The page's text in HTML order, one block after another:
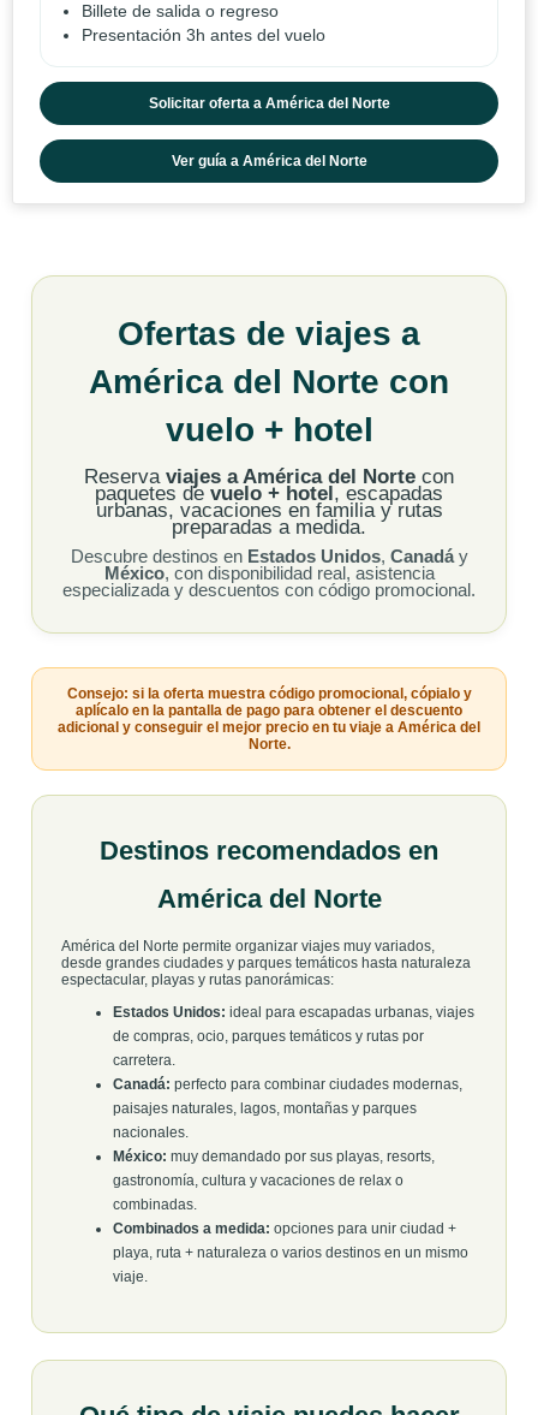
Billete de salida o regreso
Presentación 3h antes del vuelo
Solicitar oferta a América del Norte
Ver guía a América del Norte
Ofertas de viajes a
América del Norte con
vuelo + hotel
Reserva viajes a América del Norte con
paquetes de vuelo + hotel, escapadas
urbanas, vacaciones en familia y rutas
preparadas a medida.
Descubre destinos en Estados Unidos, Canadáy
México, con disponibilidad real, asistencia
especializada y descuentos con código promocional.
Consejo: si la oferta muestra código promocional, cópialo y
aplícalo en la pantalla de pago para obtener el descuento
adicional y conseguir el mejor precio en tu viaje a América del
Norte.
Destinos recomendados en
América del Norte
América del Norte permite organizar viajes muy variados,
desde grandes ciudades y parques temáticos hasta naturaleza
espectacular, playas y rutas panorámicas:
Estados Unidos: ideal para escapadas urbanas, viajes
de compras, ocio, parques temáticos y rutas por
carretera.
Canadá: perfecto para combinar ciudades modernas,
paisajes naturales, lagos, montañas y parques
nacionales.
México: muy demandado por sus playas, resorts,
gastronomía, cultura y vacaciones de relax o
combinadas.
Combinados a medida: opciones para unir ciudad +
playa, ruta + naturaleza o varios destinos en un mismo
viaje.